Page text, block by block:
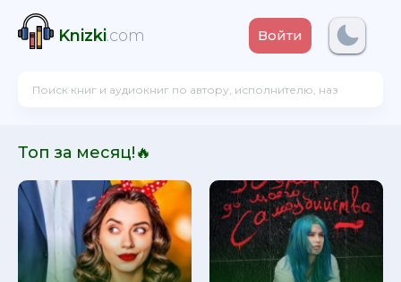
Knizki.com Войти
Топ за месяц!🔥